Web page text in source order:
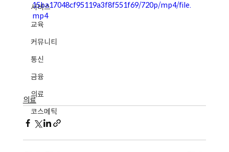
서비스
교육
커뮤니티
통신
금융
의료
코스메틱
15ba17048cf95119a3f8f551f69/720p/mp4/file.
mp4
의료